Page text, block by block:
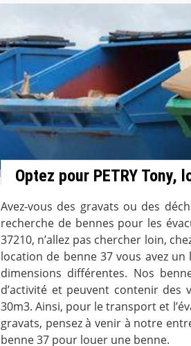
Optez pour PETRY Tony,
Avez-vous des gravats ou des
recherche de bennes pour les
37210, n’allez pas chercher loin,
location de benne 37 vous avez
dimensions différentes. Nos
d’activité et peuvent contenir des
30m3. Ainsi, pour le transport et
gravats, pensez à venir à notre
benne 37 pour louer une benne.